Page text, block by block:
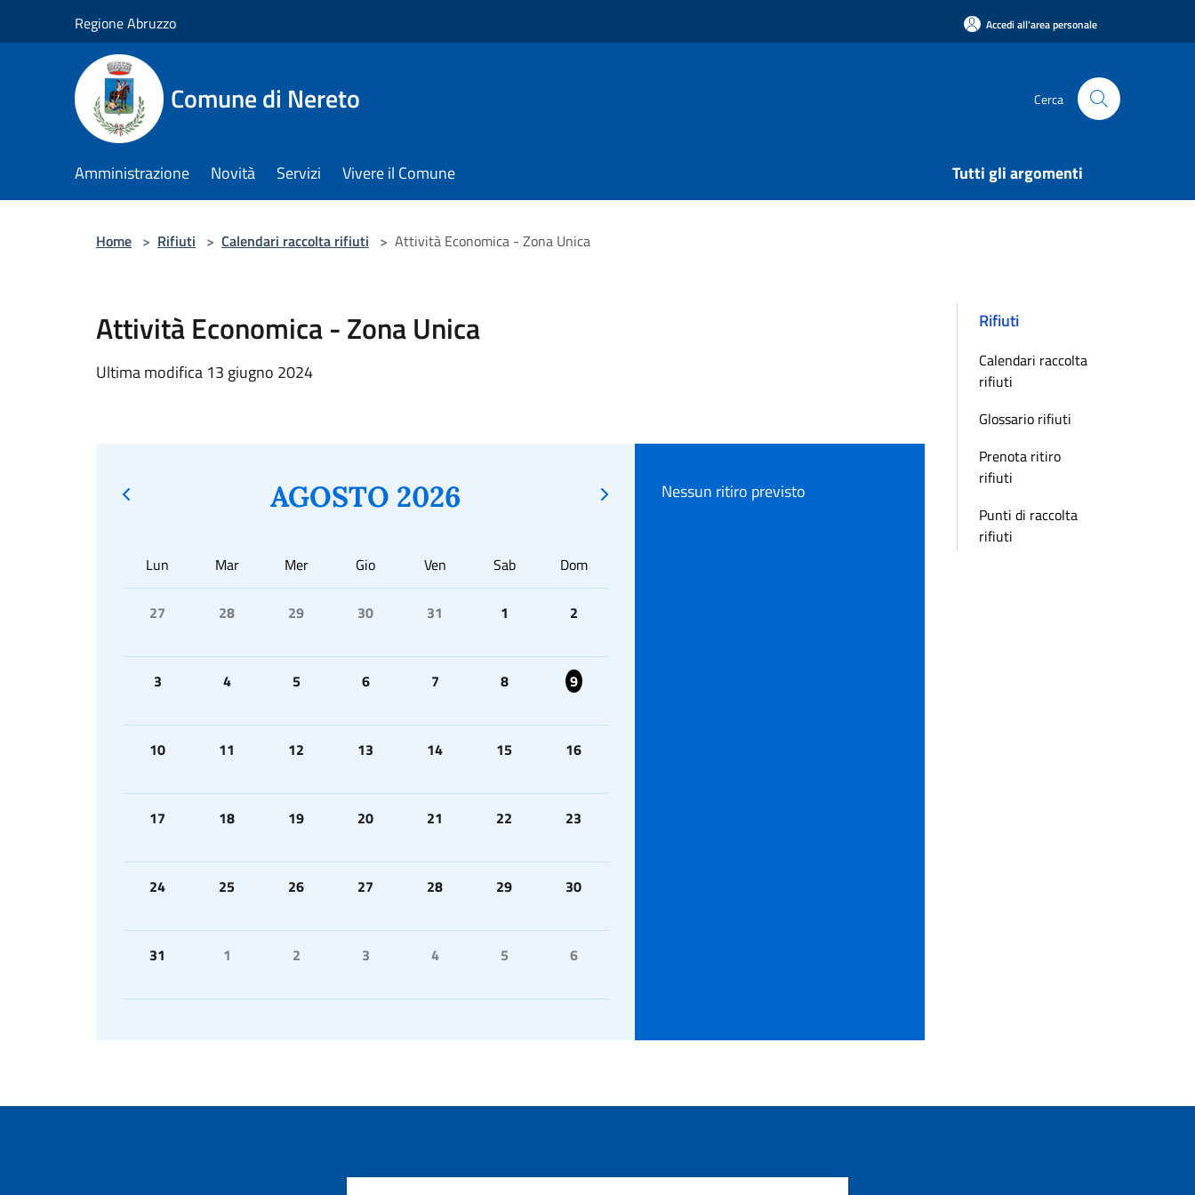
Regione Abruzzo Accedi all'area personale
Comune di Nereto Cerca
Amministrazione Novità Servizi Vivere il Comune Tutti gli argomenti
Home > Rifiuti > Calendari raccolta rifiuti > Attività Economica - Zona Unica
Attività Economica - Zona Unica
Ultima modifica 13 giugno 2024
AGOSTO 2026
Lun Mar Mer Gio Ven Sab Dom
27 28 29 30 31 1 2
3 4 5 6 7 8 9
10 11 12 13 14 15 16
17 18 19 20 21 22 23
24 25 26 27 28 29 30
31 1 2 3 4 5 6
Nessun ritiro previsto
Rifiuti
Calendari raccolta
rifiuti
Glossario rifiuti
Prenota ritiro
rifiuti
Punti di raccolta
rifiuti